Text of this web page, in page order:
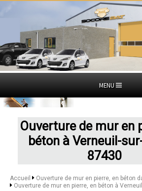
MENU
Ouverture de mur en
béton à Verneuil-
87430
Accueil
Ouverture de mur en pierre, en béton
Ouverture de mur en pierre, en béton à